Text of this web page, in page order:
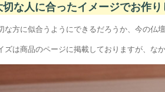
切な人に合ったイメージでお作
な方に似合うようにできるだろうか、今の仏
ズは商品のページに掲載しておりますが、な